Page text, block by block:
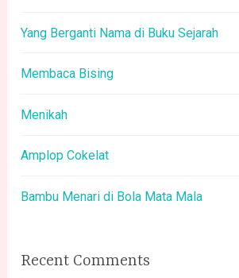
Yang Berganti Nama di Buku Sejarah
Membaca Bising
Menikah
Amplop Cokelat
Bambu Menari di Bola Mata Mala
Recent Comments